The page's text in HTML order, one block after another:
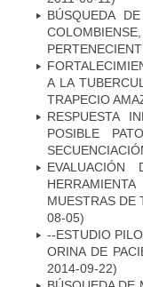
BÚSQUEDA
A LA
TRAPECIO
RESPUESTA
POSIBLE
MUESTRAS DE
08-05)
--ESTUDIO
ORINA DE
2014-09-22)